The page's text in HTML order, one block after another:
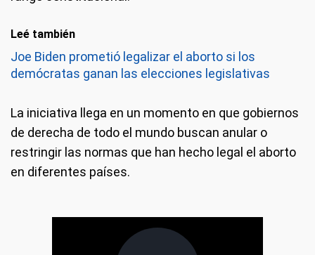
Leé también
Joe Biden prometió legalizar el aborto si los
demócratas ganan las elecciones legislativas
La iniciativa llega en un momento en que gobiernos
de derecha de todo el mundo buscan anular o
restringir las normas que han hecho legal el aborto
en diferentes países.